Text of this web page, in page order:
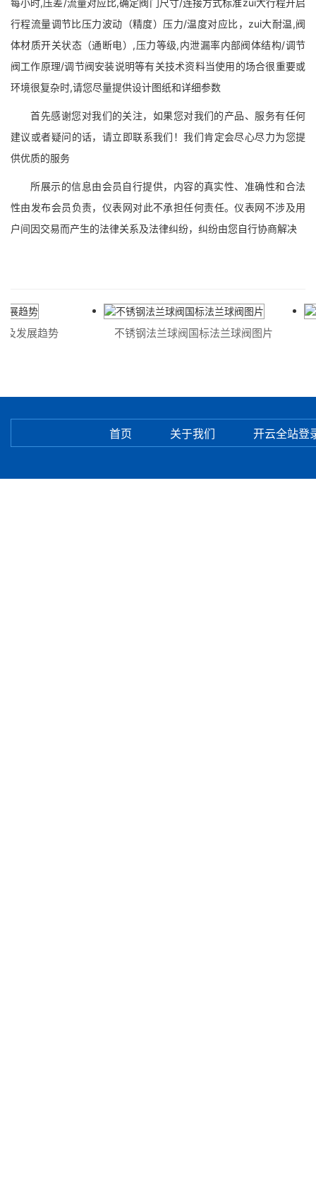
每小时,压差/流量对应比,确定阀门尺寸/连接方式标准zui大行程开启
行程流量调节比压力波动（精度）压力/温度对应比，zui大耐温,阀
体材质开关状态（通断电）,压力等级,内泄漏率内部阀体结构/调节
阀工作原理/调节阀安装说明等有关技术资料当使用的场合很重要或
环境很复杂时,请您尽量提供设计图纸和详细参数
首先感谢您对我们的关注，如果您对我们的产品、服务有任何
建议或者疑问的话，请立即联系我们！我们肯定会尽心尽力为您提
供优质的服务
所展示的信息由会员自行提供，内容的真实性、准确性和合法
性由发布会员负责，仪表网对此不承担任何责任。仪表网不涉及用
户间因交易而产生的法律关系及法律纠纷，纠纷由您自行协商解决
展趋势 不锈钢法兰球阀国标法兰球阀图片
首页 关于我们 开云全站登